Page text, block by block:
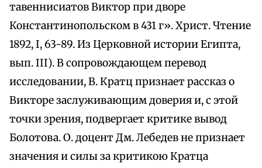
тавеннисиатов Виктор при дворе
Константинопольском в 431 г». Христ. Чтение
1892, I, 63-89. Из Церковной истории Египта,
вып. III). В сопровождающем перевод
исследовании, В. Кратц признает рассказ о
Викторе заслуживающим доверия и, с этой
точки зрения, подвергает критике вывод
Болотова. О. доцент Дм. Лебедев не признает
значения и силы за критикою Кратца